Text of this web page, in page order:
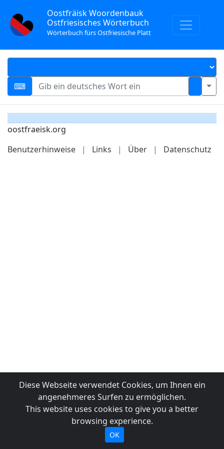
Oostfräisk Woordenbauk
Ostfriesisches Wörterbuch
Wörterbuch fürs Ostfriesische Platt
oostfraeisk.org
Benutzerhinweise
| Links | Über | Datenschutz
Diese Webseite verwendet Cookies, um Ihnen ein
angenehmeres Surfen zu ermöglichen.
This website uses cookies to give you a better
browsing experience.
OK